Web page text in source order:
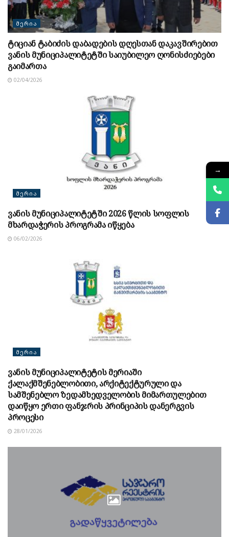
ᲛᲔᲠᲘᲐ
ტიციან ტაბიძის დაბადების დღესთან დაკავშირებით
ვანის მუნიციპალიტეტში საიუბილეო ღონისძიებები
გაიმართა
02/04/2026
ᲛᲔᲠᲘᲐ
ვანის მუნიციპალიტეტში 2026 წლის სოფლის
მხარდაჭერის პროგრამა იწყება
06/02/2026
ᲛᲔᲠᲘᲐ
ვანის მუნიციპალიტეტის მერიაში
ქალაქმშენებლობითი, არქიტექტურული და
სამშენებლო ზედამხედველობის მიმართულებით
დაიწყო ერთი ფანჯრის პრინციპის დანერგვის
პროცესი
28/01/2026
→